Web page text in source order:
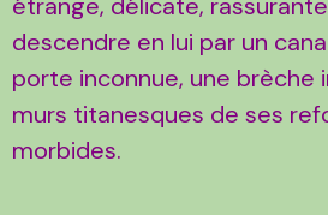
descendre en lui par un
porte inconnue, une brèche
murs titanesques de ses
morbides.